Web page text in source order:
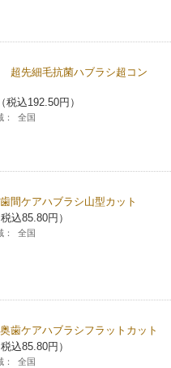
超先細毛抗菌ハブラシ超コン
税込192.50円）
全国
間ケアハブラシ山型カット
込85.80円）
全国
歯ケアハブラシフラットカット
込85.80円）
全国